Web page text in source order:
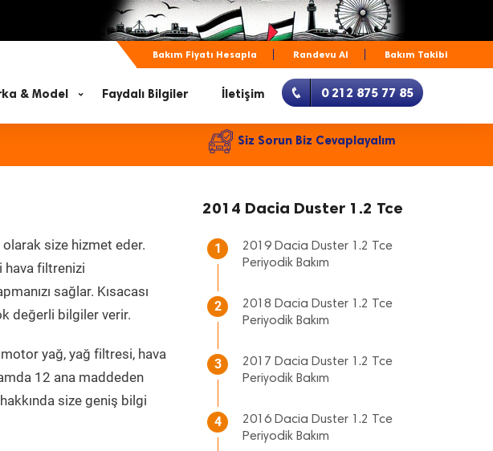
Bakım Fiyatı Hesapla Randevu Al Bakım Takibi
& Model Faydalı Bilgiler İletişim 0 212 875 77 85
Siz Sorun Biz Cevaplayalım
olarak size hizmet eder.
hava filtrenizi
sağlar. Kısacası
değerli bilgiler verir.
motor yağ, yağ filtresi, hava
12 ana maddeden
size geniş bilgi
2014 Dacia Duster 1.2 Tce
1
2019 Dacia Duster 1.2 Tce
Periyodik Bakım
2
2018 Dacia Duster 1.2 Tce
Periyodik Bakım
3
2017 Dacia Duster 1.2 Tce
Periyodik Bakım
4
2016 Dacia Duster 1.2 Tce
Periyodik Bakım